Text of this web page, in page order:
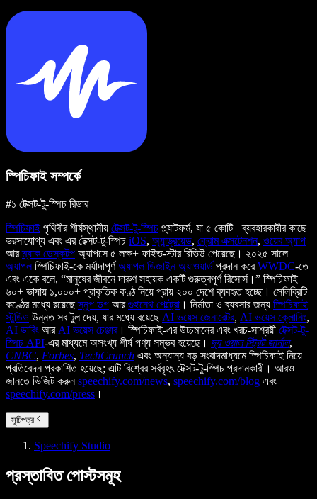
স্পিচিফাই সম্পর্কে
#১ টেক্সট-টু-স্পিচ রিডার
স্পিচিফাই পৃথিবীর শীর্ষস্থানীয় টেক্সট-টু-স্পিচ প্ল্যাটফর্ম, যা ৫ কোটি+ ব্যবহারকারীর কাছে
ভরসাযোগ্য এবং এর টেক্সট-টু-স্পিচ iOS, অ্যান্ড্রয়েড, ক্রোম এক্সটেনশন, ওয়েব অ্যাপ
আরম্যাক ডেস্কটপ অ্যাপসে ৫ লক্ষ+ ফাইভ-স্টার রিভিউ পেয়েছে। ২০২৫ সালে
অ্যাপলস্পিচিফাই-কে মর্যাদাপূর্ণঅ্যাপল ডিজাইন অ্যাওয়ার্ড প্রদান করেWWDC-তে
এবং একে বলে, “মানুষের জীবনে দারুণ সহায়ক একটি গুরুত্বপূর্ণ রিসোর্স।” স্পিচিফাই
৬০+ ভাষায় ১,০০০+ প্রাকৃতিক কণ্ঠ নিয়ে প্রায় ২০০ দেশে ব্যবহৃত হচ্ছে। সেলিব্রিটি
কণ্ঠের মধ্যে রয়েছেস্নুপ ডগ আরগুইনেথ পেল্ট্রো । নির্মাতা ও ব্যবসার জন্য স্পিচিফাই
স্টুডিও উন্নত সব টুল দেয়, যার মধ্যে রয়েছে AI ভয়েস জেনারেটর, AI ভয়েস ক্লোনিং,
AI ডাবিং আর AI ভয়েস চেঞ্জার। স্পিচিফাই-এর উচ্চমানের এবং খরচ-সাশ্রয়ী টেক্সট-টু-
স্পিচ API-এর মাধ্যমে অসংখ্য শীর্ষ পণ্য সম্ভব হয়েছে। দ্য ওয়াল স্ট্রিট জার্নাল,
CNBC, Forbes, TechCrunch এবং অন্যান্য বড় সংবাদমাধ্যমে স্পিচিফাই নিয়ে
প্রতিবেদন প্রকাশিত হয়েছে; এটি বিশ্বের সর্ববৃহৎ টেক্সট-টু-স্পিচ প্রদানকারী। আরও
জানতে ভিজিট করুনspeechify.com/news, speechify.com/blog এবং
speechify.com/press ।
সূচিপত্র
Speechify Studio
প্রস্তাবিত পোস্টসমূহ